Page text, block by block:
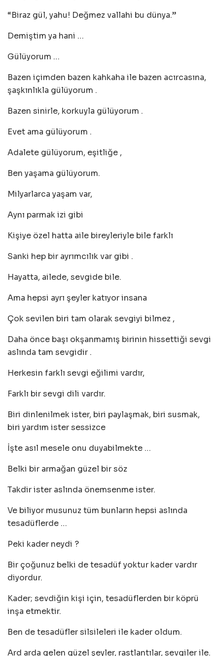
“Biraz gül, yahu! Değmez vallahi bu dünya.”
Demiştim ya hani …
Gülüyorum …
Bazen içimden bazen kahkaha ile bazen acırcasına,
şaşkınlıkla gülüyorum .
Bazen sinirle, korkuyla gülüyorum .
Evet ama gülüyorum .
Adalete gülüyorum, eşitliğe ,
Ben yaşama gülüyorum.
Milyarlarca yaşam var,
Aynı parmak izi gibi
Kişiye özel hatta aile bireyleriyle bile farklı
Sanki hep bir ayrımcılık var gibi .
Hayatta, ailede, sevgide bile.
Ama hepsi ayrı şeyler katıyor insana
Çok sevilen biri tam olarak sevgiyi bilmez ,
Daha önce başı okşanmamış birinin hissettiği sevgi
aslında tam sevgidir .
Herkesin farklı sevgi eğilimi vardır,
Farklı bir sevgi dili vardır.
Biri dinlenilmek ister, biri paylaşmak, biri susmak,
biri yardım ister sessizce
İşte asıl mesele onu duyabilmekte …
Belki bir armağan güzel bir söz
Takdir ister aslında önemsenme ister.
Ve biliyor musunuz tüm bunların hepsi aslında
tesadüflerde …
Peki kader neydi ?
Bir çoğunuz belki de tesadüf yoktur kader vardır
diyordur.
Kader; sevdiğin kişi için, tesadüflerden bir köprü
inşa etmektir.
Ben de tesadüfler silsileleri ile kader oldum.
Ard arda gelen güzel şeyler, rastlantılar, sevgiler ile.